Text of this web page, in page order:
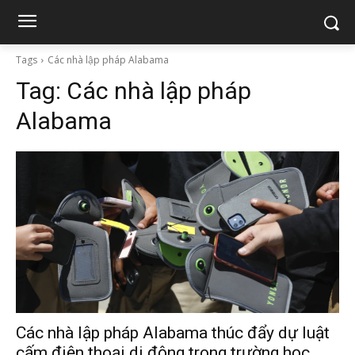
Tags Các nhà lập pháp Alabama
Tag: Các nhà lập pháp
Alabama
Các nhà lập pháp Alabama thúc đẩy dự luật